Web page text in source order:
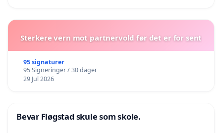
Sterkere vern mot partnervold før det er for sent
95 signaturer
95 Signeringer / 30 dager
29 Jul 2026
Bevar Fløgstad skule som skole.